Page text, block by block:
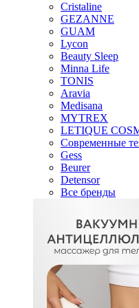
Cristaline
GEZANNE
GUAM
Lycon
Beauty Sleep
Minna Life
TONIS
Aravia
Medisana
MYTREX
LETIQUE
Современные
Gess
Beurer
Detensor
Все бренды